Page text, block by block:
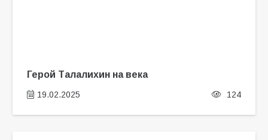
Герой Талалихин на века
19.02.2025 124